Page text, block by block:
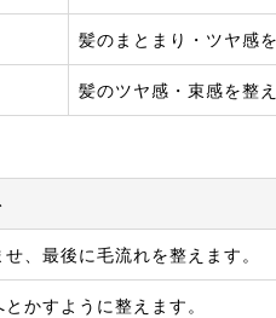
髪のまとまり・ツヤ感
髪のツヤ感・束感を整
、最後に毛流れを整えます。
かすように整えます。